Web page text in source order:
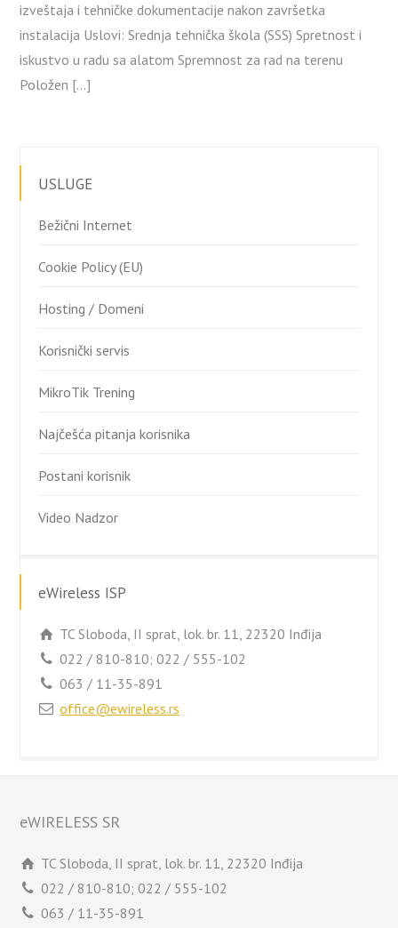
izveštaja i tehničke dokumentacije nakon završetka
instalacija Uslovi: Srednja tehnička škola (SSS) Spretnost i
iskustvo u radu sa alatom Spremnost za rad na terenu
Položen […]
USLUGE
Bežični Internet
Cookie Policy (EU)
Hosting / Domeni
Korisnički servis
MikroTik Trening
Najčešća pitanja korisnika
Postani korisnik
Video Nadzor
eWireless ISP
TC Sloboda, II sprat, lok. br. 11, 22320 Inđija
022 / 810-810; 022 / 555-102
063 / 11-35-891
office@ewireless.rs
eWIRELESS SR
TC Sloboda, II sprat, lok. br. 11, 22320 Inđija
022 / 810-810; 022 / 555-102
063 / 11-35-891